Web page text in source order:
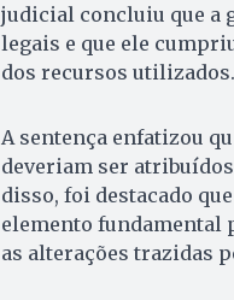
judicial concluiu que a
legais e que ele
dos recursos utilizados.
A sentença enfatizou
deveriam ser
disso, foi destacado
elemento
as alterações trazidas